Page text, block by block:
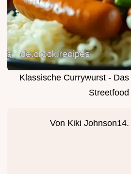
Klassische Currywurst -
Streetfood
Von Kiki Johnson